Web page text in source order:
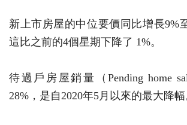
新上市房屋的中位要價同比增長9%
這比之前的4個星期下降了 1%。
待過戶房屋銷量（Pending home
28%，是自2020年5月以來的最大降幅